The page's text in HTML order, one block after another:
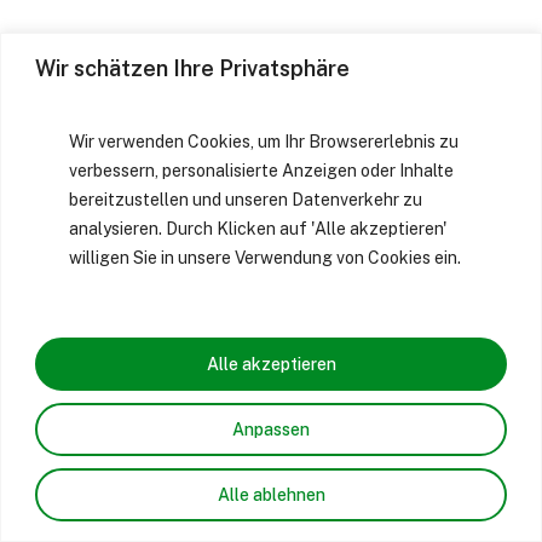
Wir schätzen Ihre Privatsphäre
Wir verwenden Cookies, um Ihr Browsererlebnis zu
verbessern, personalisierte Anzeigen oder Inhalte
bereitzustellen und unseren Datenverkehr zu
analysieren. Durch Klicken auf 'Alle akzeptieren'
willigen Sie in unsere Verwendung von Cookies ein.
Anpassen
Alle ablehnen
Alle akzeptieren